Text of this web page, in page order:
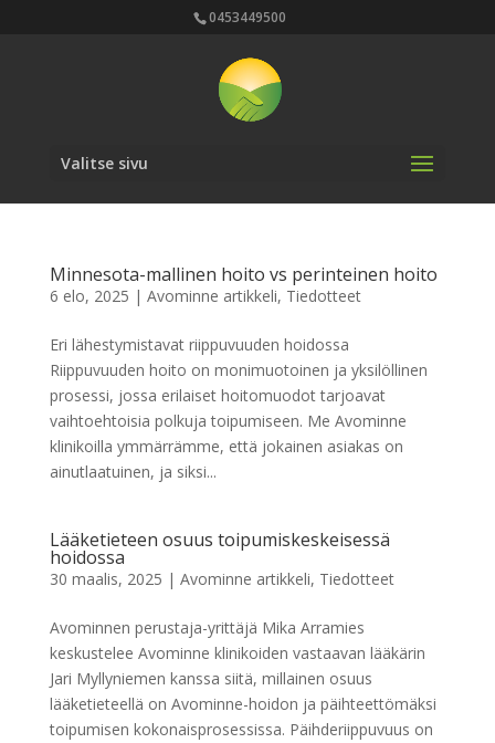
0453449500
Valitse sivu
Minnesota-mallinen hoito vs perinteinen hoito
6 elo, 2025 | Avominne artikkeli, Tiedotteet
Eri lähestymistavat riippuvuuden hoidossa
Riippuvuuden hoito on monimuotoinen ja yksilöllinen
prosessi, jossa erilaiset hoitomuodot tarjoavat
vaihtoehtoisia polkuja toipumiseen. Me Avominne
klinikoilla ymmärrämme, että jokainen asiakas on
ainutlaatuinen, ja siksi...
Lääketieteen osuus toipumiskeskeisessä
hoidossa
30 maalis, 2025 | Avominne artikkeli, Tiedotteet
Avominnen perustaja-yrittäjä Mika Arramies
keskustelee Avominne klinikoiden vastaavan lääkärin
Jari Myllyniemen kanssa siitä, millainen osuus
lääketieteellä on Avominne-hoidon ja päihteettömäksi
toipumisen kokonaisprosessissa. Päihderiippuvuus on